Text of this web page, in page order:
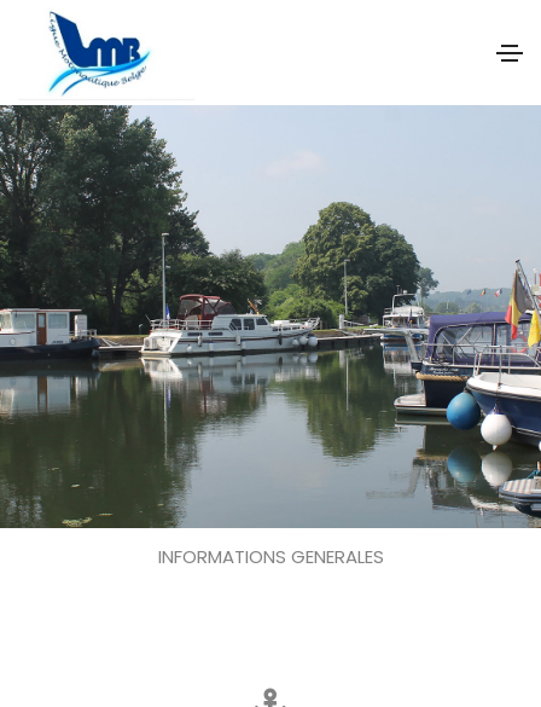
INFORMATIONS GENERALES